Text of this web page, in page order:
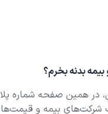
بدنه بخرم؟
در همین صفحه شماره
شرکت‌های بیمه و